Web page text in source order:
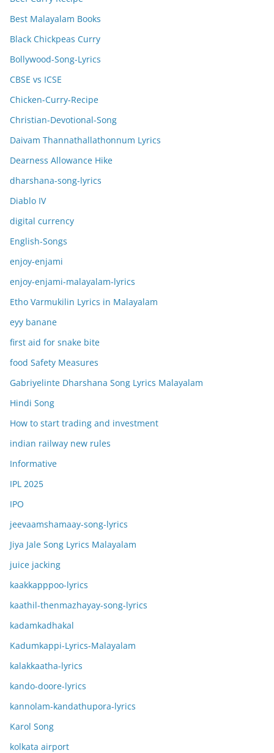
Best Malayalam Books
Black Chickpeas Curry
Bollywood-Song-Lyrics
CBSE vs ICSE
Chicken-Curry-Recipe
Christian-Devotional-Song
Daivam Thannathallathonnum Lyrics
Dearness Allowance Hike
dharshana-song-lyrics
Diablo IV
digital currency
English-Songs
enjoy-enjami
enjoy-enjami-malayalam-lyrics
Etho Varmukilin Lyrics in Malayalam
eyy banane
first aid for snake bite
food Safety Measures
Gabriyelinte Dharshana Song Lyrics Malayalam
Hindi Song
How to start trading and investment
indian railway new rules
Informative
IPL 2025
IPO
jeevaamshamaay-song-lyrics
Jiya Jale Song Lyrics Malayalam
juice jacking
kaakkapppoo-lyrics
kaathil-thenmazhayay-song-lyrics
kadamkadhakal
Kadumkappi-Lyrics-Malayalam
kalakkaatha-lyrics
kando-doore-lyrics
kannolam-kandathupora-lyrics
Karol Song
kolkata airport